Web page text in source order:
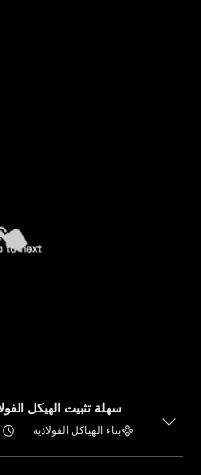
سهلة تثبيت الهيكل
بناء الهياكل الفولاذية